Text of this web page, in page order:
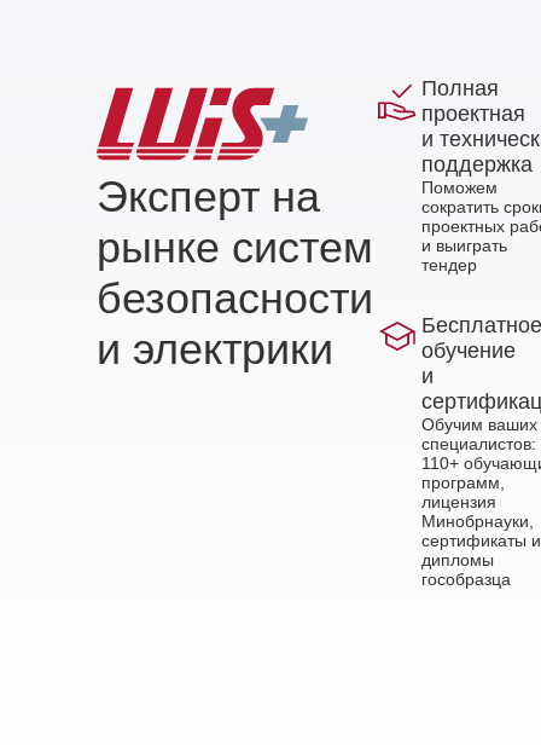
Эксперт на
рынке систем
безопасности
и электрики
Полная
проектная
и
поддержка
Поможем
сократить
проектных
и выиграть
тендер
Бесплатное
обучение
и
Обучим ваших
специалистов:
110+
программ,
лицензия
Минобрнауки,
сертификаты и
дипломы
гособразца